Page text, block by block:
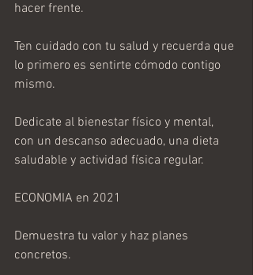
hacer frente.
Ten cuidado con tu salud y recuerda que
lo primero es sentirte cómodo contigo
mismo.
Dedicate al bienestar físico y mental,
con un descanso adecuado, una dieta
saludable y actividad física regular.
ECONOMIA en 2021
Demuestra tu valor y haz planes
concretos.